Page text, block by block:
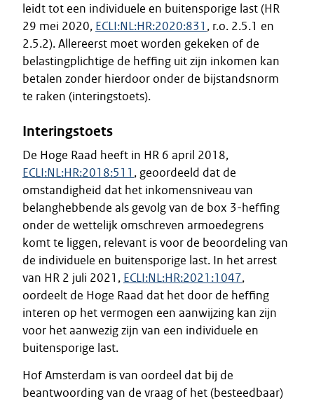
leidt tot een individuele en buitensporige last (HR
29 mei 2020, ECLI:NL:HR:2020:831 , r.o. 2.5.1 en
2.5.2). Allereerst moet worden gekeken of de
belastingplichtige de heffing uit zijn inkomen kan
betalen zonder hierdoor onder de bijstandsnorm
te raken (interingstoets).
Interingstoets
De Hoge Raad heeft in HR 6 april 2018,
ECLI:NL:HR:2018:511 , geoordeeld dat de
omstandigheid dat het inkomensniveau van
belanghebbende als gevolg van de box 3-heffing
onder de wettelijk omschreven armoedegrens
komt te liggen, relevant is voor de beoordeling van
de individuele en buitensporige last. In het arrest
van HR 2 juli 2021, ECLI:NL:HR:2021:1047,
oordeelt de Hoge Raad dat het door de heffing
interen op het vermogen een aanwijzing kan zijn
voor het aanwezig zijn van een individuele en
buitensporige last.
Hof Amsterdam is van oordeel dat bij de
beantwoording van de vraag of het (besteedbaar)